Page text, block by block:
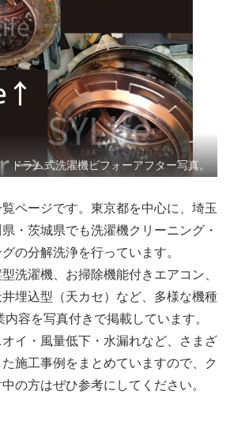
ドラム式洗濯機ビフォーアフター写真。
ページです。東京都を中心に、埼玉
・茨城県でも洗濯機クリーニング・
の分解洗浄を行っています。
洗濯機、お掃除機能付きエアコン、
埋込型（天カセ）など、多様な機種
容を写真付きで掲載しています。
イ・風量低下・水漏れなど、さまざ
施工事例をまとめていますので、ク
の方はぜひ参考にしてください。